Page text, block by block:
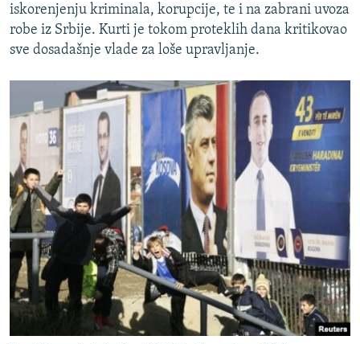
iskorenjenju kriminala, korupcije, te i na zabrani uvoza
robe iz Srbije. Kurti je tokom proteklih dana kritikovao
sve dosadašnje vlade za loše upravljanje.